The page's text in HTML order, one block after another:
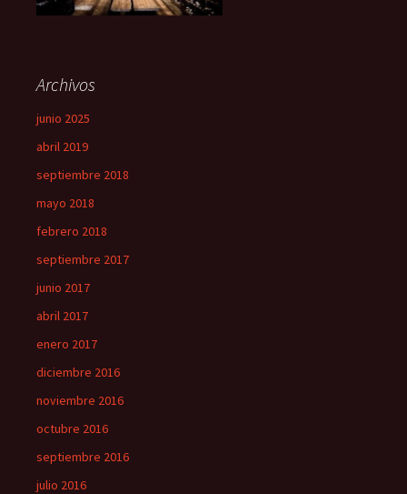
Archivos
junio 2025
abril 2019
septiembre 2018
mayo 2018
febrero 2018
septiembre 2017
junio 2017
abril 2017
enero 2017
diciembre 2016
noviembre 2016
octubre 2016
septiembre 2016
julio 2016